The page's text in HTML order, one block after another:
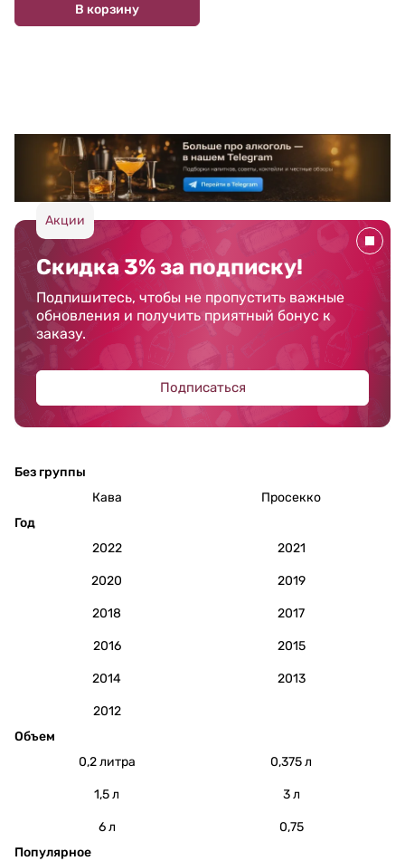
В корзину
Акции
Скидка 3% за подписку!
Подпишитесь, чтобы не пропустить важные
обновления и получить приятный бонус к
заказу.
Подписаться
Без группы
Кава
Просекко
Год
2022
2021
2020 2019
2018 2017
2016 2015
2014 2013
2012
Объем
0,2 литра
0,375 л
1,5 л 3 л
6 л
0,75
Популярное